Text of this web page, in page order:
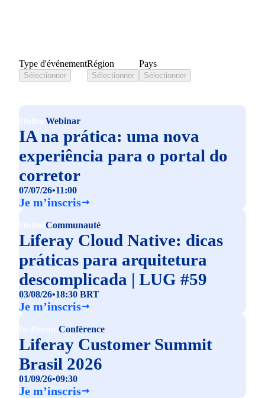
Type d'événement
Sélectionner
Région
Sélectionner
Pays
Sélectionner
Webinar
IA na prática: uma nova
experiência para o portal do
corretor
07/07/26•11:00
Je m’inscris
Communauté
Liferay Cloud Native: dicas
práticas para arquitetura
descomplicada | LUG #59
03/08/26•18:30 BRT
Je m’inscris
Conférence
Liferay Customer Summit
Brasil 2026
01/09/26•09:30
Je m’inscris